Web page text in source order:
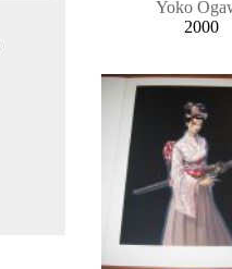
Yoko
2000